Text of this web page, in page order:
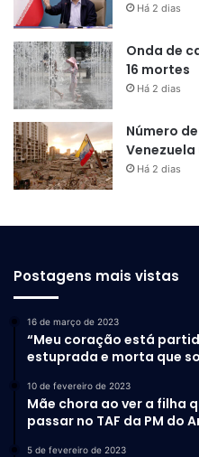
Há 2 dias
Onda de
16 mortes
Há 2 dias
Número
Há 2 dias
Postagens mais vistas
16 de março de 2023
“Meu coração está
estuprada e morta que
10 de fevereiro de 2023
Mãe chora ao ver a filha
passar no TAF da PM do
5 de fevereiro de 2023